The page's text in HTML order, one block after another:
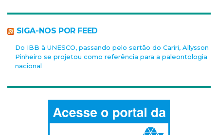
SIGA-NOS POR FEED
Do IBB à UNESCO, passando pelo sertão do Cariri, Allysson
Pinheiro se projetou como referência para a paleontologia
nacional